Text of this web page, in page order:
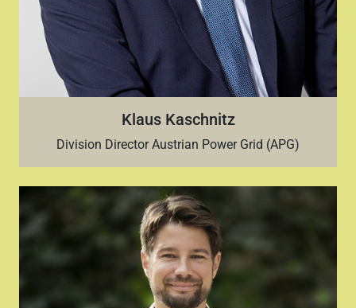
Klaus Kaschnitz
Division Director Austrian Power Grid (APG)